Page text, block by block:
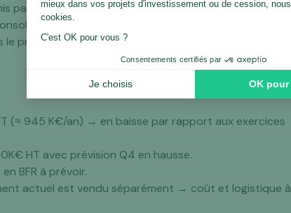
par le cédant
prix
(≈ 945 K€/an) → en baisse par rapport aux exercices
HT avec prévision Q4 en hausse.
BFR à prévoir.
actuel est vendu séparément → coût et logistique à